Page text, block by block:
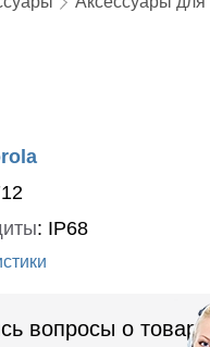
: IP68
вопросы о